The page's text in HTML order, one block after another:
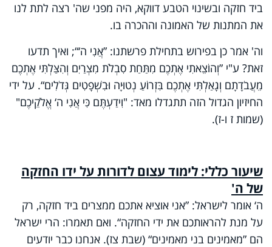
ביד חזקה ובשינוי הטבע דווקא, היה מפני שה' רצה לתת לנו
את המתנות של האמונה וההכרה בו.
וה' אמר כן בפירוש בתחילת פרשתנו: ”אֲנִי ה‘“; ואיך תדעו
זאת? ע"י ”וְהוֹצֵאתִי אֶתְכֶם מִתַּחַת סִבְלֹת מִצְרַיִם וְהִצַּלְתִּי אֶתְכֶם
מֵעֲבֹדָתָם וְגָאַלְתִּי אֶתְכֶם בִּזְרוֹעַ נְטוּיָה וּבִשְׁפָטִים גְּדֹלִים“. על ידי
החיזיון הגדול הזה תתגדלו מאד: "וִידַעְתֶּם כִּי אֲנִי ה‘ אֱלֹקֵיכֶם"
(שמות ז ו-ז).
שיעור כללי: לימוד עצום לדורות על ידו החזקה
של ה'
ה‘ אומר לישראל: ”אני אוציא אתכם ממצרים ביד חזקה, רק
על מנת להראותכם את ידי החזקה“. ואם תאמרו: הרי ישראל
הם ”מאמינים בני מאמינים“ (שבת צז). אנחנו כבר יודעים